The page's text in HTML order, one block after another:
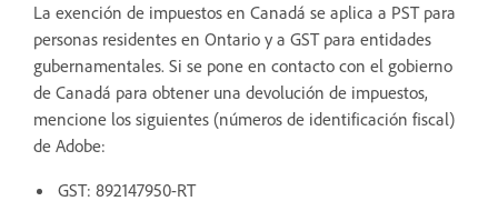
La exención de impuestos en Canadá se aplica a PST para
personas residentes en Ontario y a GST para entidades
gubernamentales. Si se pone en contacto con el gobierno
de Canadá para obtener una devolución de impuestos,
mencione los siguientes (números de identificación fiscal)
de Adobe:
GST: 892147950-RT